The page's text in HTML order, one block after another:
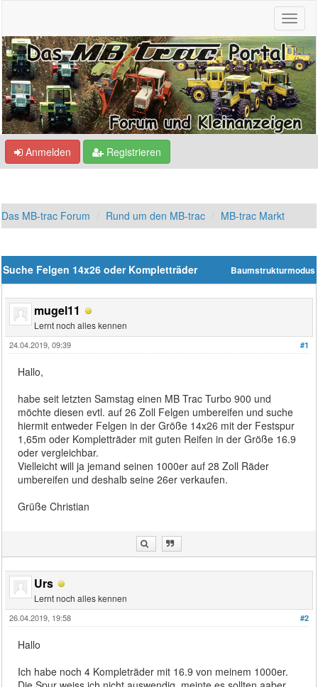
Anmelden Registrieren
Das MB-trac Forum Rund um den MB-trac MB-trac Markt
Baumstrukturmodus
Suche Felgen 14x26 oder Kompletträder
mugel11
Lernt noch alles kennen
#1
24.04.2019, 09:39
Hallo,
habe seit letzten Samstag einen MB Trac Turbo 900 und
möchte diesen evtl. auf 26 Zoll Felgen umbereifen und suche
hiermit entweder Felgen in der Größe 14x26 mit der Festspur
1,65m oder Kompletträder mit guten Reifen in der Größe 16.9
oder vergleichbar.
Vielleicht will ja jemand seinen 1000er auf 28 Zoll Räder
umbereifen und deshalb seine 26er verkaufen.
Grüße Christian
Urs
Lernt noch alles kennen
#2
26.04.2019, 19:58
Hallo
Ich habe noch 4 Kompleträder mit 16.9 von meinem 1000er.